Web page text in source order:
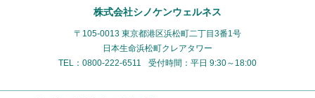
株式会社シノケンウェルネス
〒105-0013 東京都港区浜松町二丁目3番1号
日本生命浜松町クレアタワー
TEL：0800-222-6511
受付時間：平日 9:30～18:00